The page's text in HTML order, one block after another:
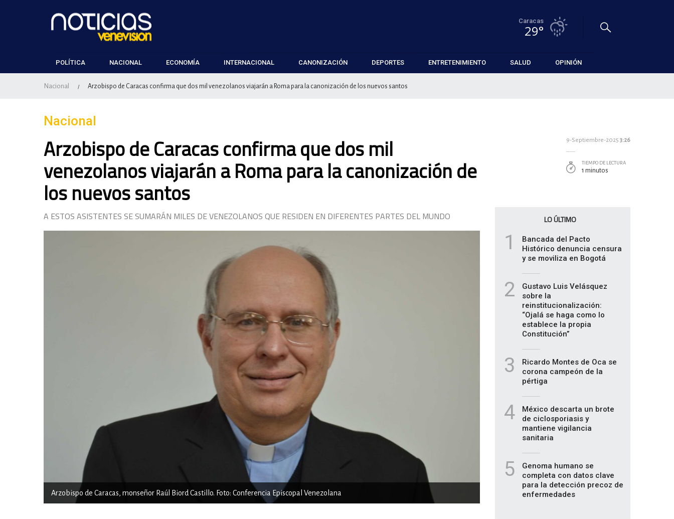
Caracas
29°
POLÍTICA NACIONAL ECONOMÍA INTERNACIONAL CANONIZACIÓN DEPORTES ENTRETENIMIENTO SALUD OPINIÓN
Nacional / Arzobispo de Caracas confirma que dos mil venezolanos viajarán a Roma para la canonización de los nuevos santos
Nacional
Arzobispo de Caracas confirma que dos mil
venezolanos viajarán a Roma para la canonización de
los nuevos santos
A ESTOS ASISTENTES SE SUMARÁN MILES DE VENEZOLANOS QUE RESIDEN EN DIFERENTES PARTES DEL MUNDO
Arzobispo de Caracas, monseñor Raúl Biord Castillo. Foto: Conferencia Episcopal Venezolana
9-Septiembre-2025 3:26
TIEMPO DE LECTURA
1 minutos
LO ÚLTIMO
1
Bancada del Pacto
Histórico denuncia censura
y se moviliza en Bogotá
2
Gustavo Luis Velásquez
sobre la
reinstitucionalización:
“Ojalá se haga como lo
establece la propia
Constitución”
3
Ricardo Montes de Oca se
corona campeón de la
pértiga
4
México descarta un brote
de ciclosporiasis y
mantiene vigilancia
sanitaria
5
Genoma humano se
completa con datos clave
para la detección precoz de
enfermedades